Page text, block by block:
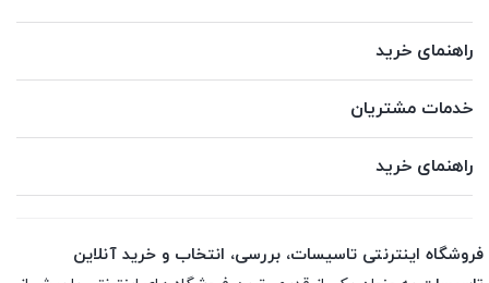
راهنمای خرید
خدمات مشتریان
راهنمای خرید
فروشگاه اینترنتی تاسیسات، بررسی، انتخاب و خرید آنلاین